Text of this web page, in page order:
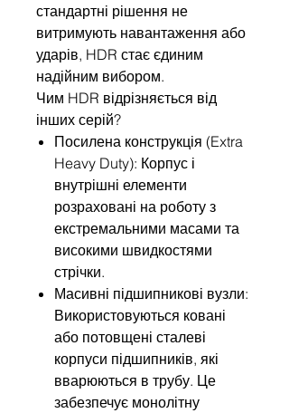
стандартні рішення не
витримують навантаження або
ударів, HDR стає єдиним
надійним вибором.
Чим HDR відрізняється від
інших серій?
Посилена конструкція (Extra
Heavy Duty): Корпус і
внутрішні елементи
розраховані на роботу з
екстремальними масами та
високими швидкостями
стрічки.
Масивні підшипникові вузли:
Використовуються ковані
або потовщені сталеві
корпуси підшипників, які
вварюються в трубу. Це
забезпечує монолітну